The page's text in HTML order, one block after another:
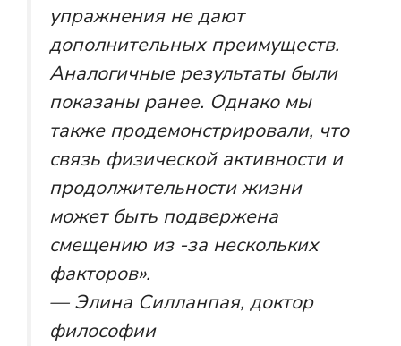
упражнения не дают
дополнительных преимуществ.
Аналогичные результаты были
показаны ранее. Однако мы
также продемонстрировали, что
связь физической активности и
продолжительности жизни
может быть подвержена
смещению из -за нескольких
факторов».
— Элина Силланпая, доктор
философии